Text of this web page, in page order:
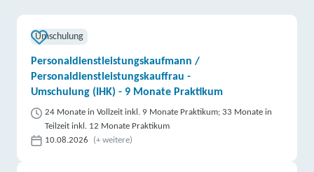
Umschulung
Personaldienstleistungskaufmann /
Personaldienstleistungskauffrau -
Umschulung (IHK) - 9 Monate Praktikum
24 Monate in Vollzeit inkl. 9 Monate Praktikum; 33 Monate in
Teilzeit inkl. 12 Monate Praktikum
10.08.2026
(+ weitere)